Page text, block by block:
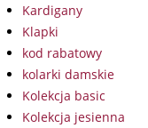
Kardigany
Klapki
kod rabatowy
kolarki damskie
Kolekcja basic
Kolekcja jesienna